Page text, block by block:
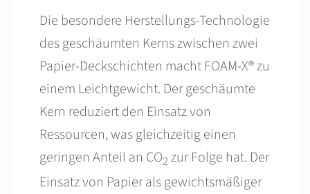
Die besondere Herstellungs-Technologie
des geschäumten Kerns zwischen zwei
Papier-Deckschichten macht FOAM-X® zu
einem Leichtgewicht. Der geschäumte
Kern reduziert den Einsatz von
Ressourcen, was gleichzeitig einen
geringen Anteil an CO2zur Folge hat. Der
Einsatz von Papier als gewichtsmäßiger